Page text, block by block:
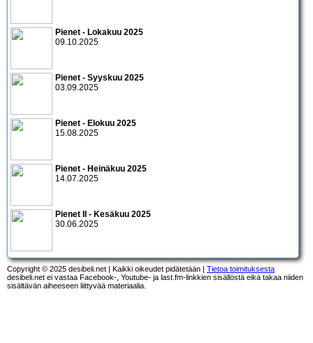
Pienet - Lokakuu 2025
09.10.2025
Pienet - Syyskuu 2025
03.09.2025
Pienet - Elokuu 2025
15.08.2025
Pienet - Heinäkuu 2025
14.07.2025
Pienet II - Kesäkuu 2025
30.06.2025
Copyright © 2025 desibeli.net | Kaikki oikeudet pidätetään | Tietoa toimituksesta
desibeli.net ei vastaa Facebook-, Youtube- ja last.fm-linkkien sisällöstä eikä takaa niiden
sisältävän aiheeseen liittyvää materiaalia.